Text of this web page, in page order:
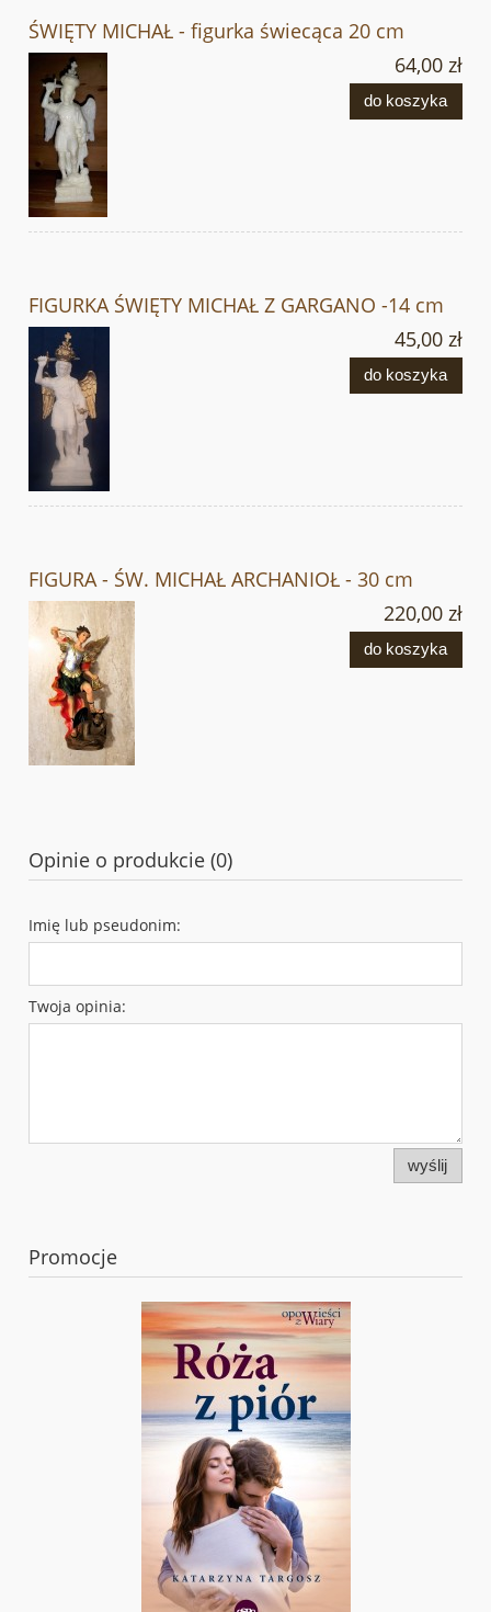
ŚWIĘTY MICHAŁ - figurka świecąca 20 cm
64,00 zł
do koszyka
FIGURKA ŚWIĘTY MICHAŁ Z GARGANO -14 cm
45,00 zł
do koszyka
FIGURA - ŚW. MICHAŁ ARCHANIOŁ - 30 cm
220,00 zł
do koszyka
Opinie o produkcie (0)
Imię lub pseudonim:
Twoja opinia:
wyślij
Promocje